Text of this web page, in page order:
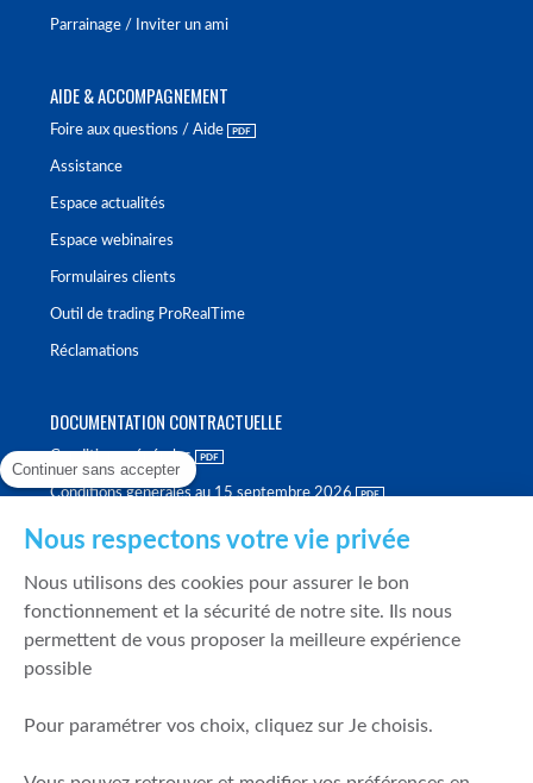
Parrainage / Inviter un ami
AIDE & ACCOMPAGNEMENT
Foire aux questions / Aide
Assistance
Espace actualités
Espace webinaires
Formulaires clients
Outil de trading ProRealTime
Réclamations
DOCUMENTATION CONTRACTUELLE
Conditions générales
Conditions générales au 15 septembre 2026
Politique de meilleure sélection
Politique de durabilité
Fonds de garantie des dépôts et de résolution
Continuer sans accepter
Nous respectons votre vie privée
Nous utilisons des cookies pour assurer le bon
fonctionnement et la sécurité de notre site. Ils nous
permettent de vous proposer la meilleure expérience
possible
Pour paramétrer vos choix, cliquez sur Je choisis.